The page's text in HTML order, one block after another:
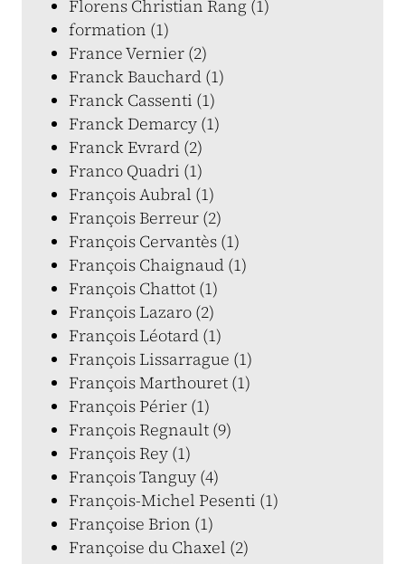
Florens Christian Rang (1)
formation (1)
France Vernier (2)
Franck Bauchard (1)
Franck Cassenti (1)
Franck Demarcy (1)
Franck Evrard (2)
Franco Quadri (1)
François Aubral (1)
François Berreur (2)
François Cervantès (1)
François Chaignaud (1)
François Chattot (1)
François Lazaro (2)
François Léotard (1)
François Lissarrague (1)
François Marthouret (1)
François Périer (1)
François Regnault (9)
François Rey (1)
François Tanguy (4)
François-Michel Pesenti (1)
Françoise Brion (1)
Françoise du Chaxel (2)